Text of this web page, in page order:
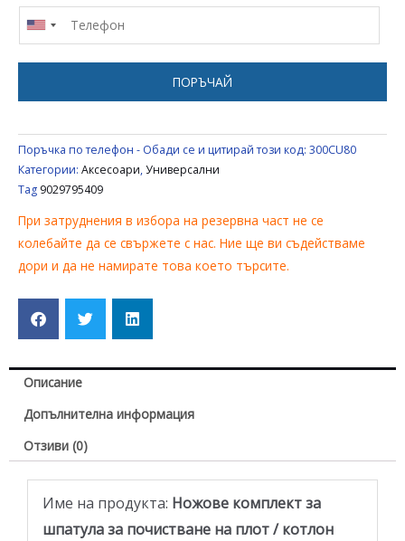
КОМПЛЕКТ
ЗА
ПОЧИСТВАНЕ
КЕРАМИЧЕН
ПЛОТ
AEG
ELECTROLUX
ZANUSSI
/
ZANKER
ПОРЪЧАЙ
Поръчка по телефон - Обади се и цитирай този код: 300CU80
Категории: Аксесоари,Универсални
Tag 9029795409
При затруднения в избора на резервна част не се
колебайте да се свържете с нас. Ние ще ви съдействаме
дори и да не намирате това което търсите.
Описание
Допълнителна информация
Отзиви (0)
Име на продукта: Ножове комплект за
шпатула за почистване на плот / котлон